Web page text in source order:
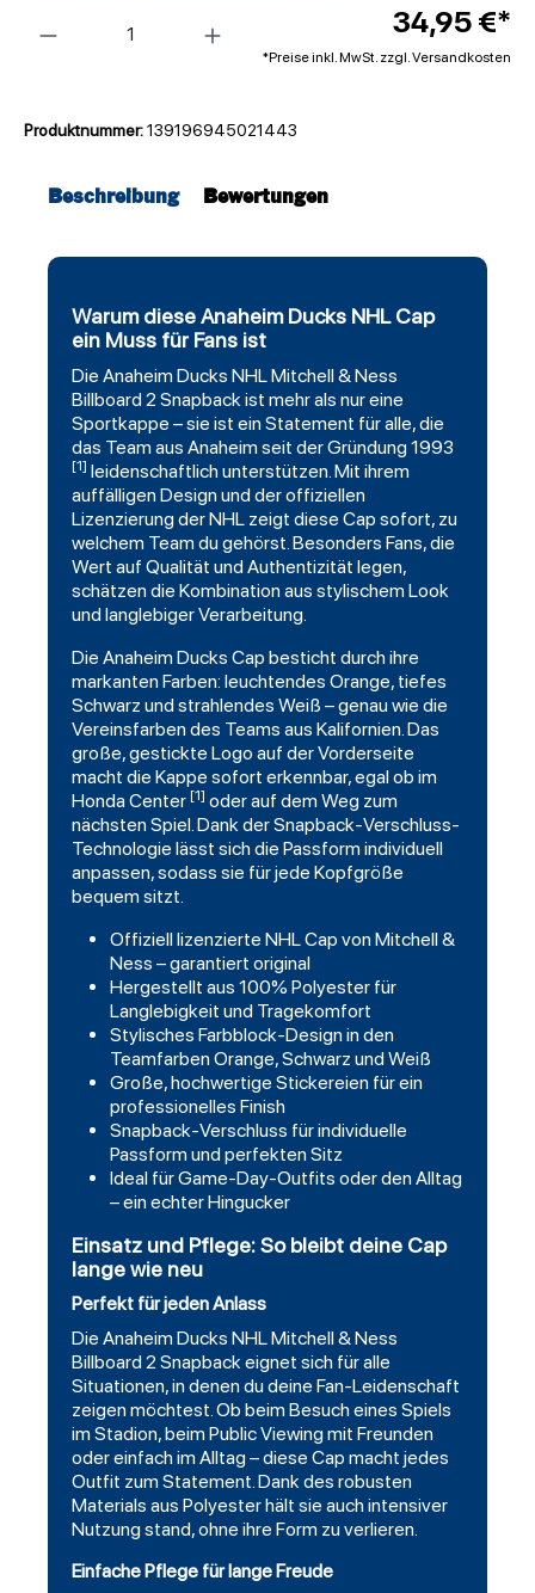
34,95 €*
*Preise inkl. MwSt. zzgl. Versandkosten
Produktnummer:139196945021443
Beschreibung Bewertungen
Warum diese Anaheim Ducks NHL Cap
ein Muss für Fans ist
Die Anaheim Ducks NHLMitchell& Ness
Billboard 2Snapbackist mehr als nur eine
Sportkappe – sie ist ein Statement für alle, die
das Team aus Anaheim seit der Gründung 1993
[1] leidenschaftlich unterstützen. Mit ihrem
auffälligen Design und der offiziellen
Lizenzierung der NHL zeigt diese Cap sofort, zu
welchem Team du gehörst. Besonders Fans, die
Wert auf Qualität und Authentizität legen,
schätzen die Kombination aus stylischem Look
und langlebiger Verarbeitung.
Die Anaheim Ducks Cap besticht durch ihre
markanten Farben: leuchtendes Orange, tiefes
Schwarz und strahlendes Weiß – genau wie die
Vereinsfarben des Teams aus Kalifornien. Das
große, gestickte Logo auf der Vorderseite
macht die Kappe sofort erkennbar, egal ob im
Honda Center [1] oder auf dem Weg zum
nächsten Spiel. Dank der Snapback-Verschluss-
Technologie lässt sich die Passform individuell
anpassen, sodass sie für jede Kopfgröße
bequem sitzt.
Offiziell lizenzierte NHL Cap von Mitchell &
Ness – garantiert original
Hergestellt aus 100% Polyester für
Langlebigkeit und Tragekomfort
Stylisches Farbblock-Design in den
Teamfarben Orange, Schwarz und Weiß
Große, hochwertige Stickereien für ein
professionelles Finish
Snapback-Verschluss für individuelle
Passform und perfekten Sitz
Ideal für Game-Day-Outfits oder den Alltag
– ein echter Hingucker
Einsatz und Pflege: So bleibt deine Cap
lange wie neu
Perfekt für jeden Anlass
Die Anaheim Ducks NHL Mitchell & Ness
Billboard 2 Snapback eignet sich für alle
Situationen, in denen du deine Fan-Leidenschaft
zeigen möchtest. Ob beim Besuch eines Spiels
im Stadion, beim Public Viewing mit Freunden
oder einfach im Alltag – diese Cap macht jedes
Outfit zum Statement. Dank des robusten
Materials aus Polyester hält sie auch intensiver
Nutzung stand, ohne ihre Form zu verlieren.
Einfache Pflege für lange Freude